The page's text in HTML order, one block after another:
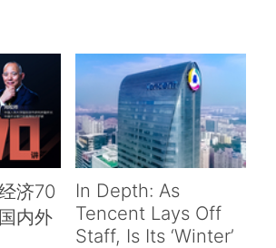
济70
内外
In Depth: As
Tencent Lays Off
Staff, Is Its ‘Winter’